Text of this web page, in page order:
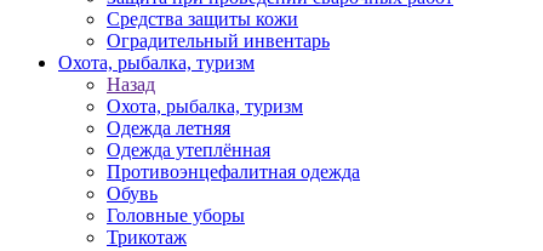
Средства защиты кожи
Оградительный инвентарь
Охота, рыбалка, туризм
Назад
Охота, рыбалка, туризм
Одежда летняя
Одежда утеплённая
Противоэнцефалитная одежда
Обувь
Головные уборы
Трикотаж